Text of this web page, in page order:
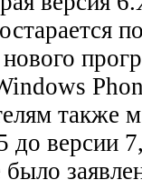
нового
также
до версии
было